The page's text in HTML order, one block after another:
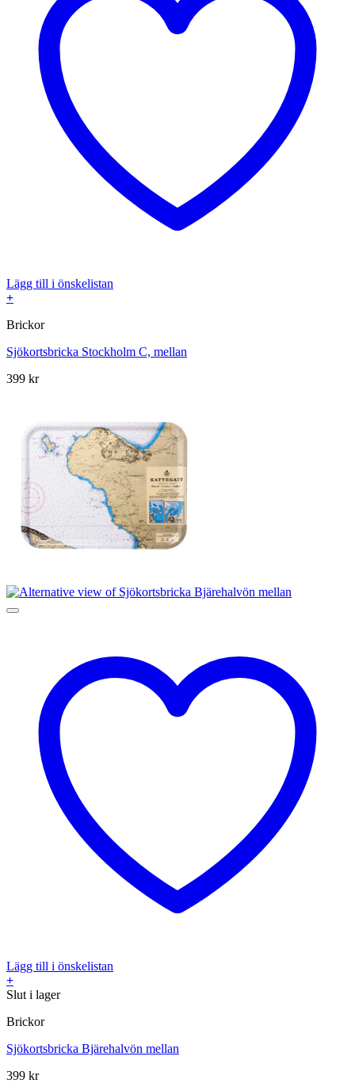
Lägg till i önskelistan
+
Brickor
Sjökortsbricka Stockholm C, mellan
399 kr
Lägg till i önskelistan
+
Slut i lager
Brickor
Sjökortsbricka Bjärehalvön mellan
399 kr